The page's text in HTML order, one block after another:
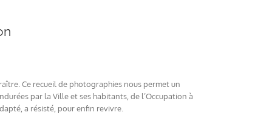
Ce recueil de photographies nous permet un
par la Ville et ses habitants, de l’Occupation à
a résisté, pour enfin revivre.